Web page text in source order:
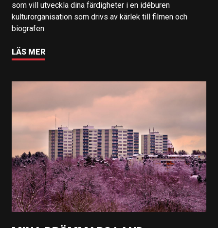
som vill utveckla dina färdigheter i en idéburen
kulturorganisation som drivs av kärlek till filmen och
biografen.
LÄS MER